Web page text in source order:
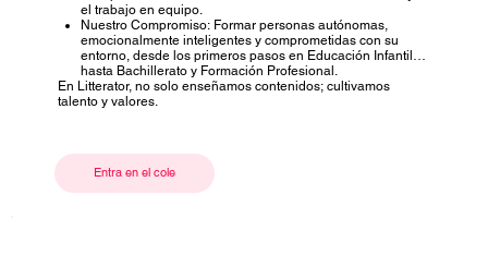
el trabajo en equipo.
Nuestro Compromiso: Formar personas autónomas,
emocionalmente inteligentes y comprometidas con su
entorno, desde los primeros pasos en Educación Infantil
hasta Bachillerato y Formación Profesional.
En Litterator, no solo enseñamos contenidos; cultivamos
talento y valores.
Entra en el cole